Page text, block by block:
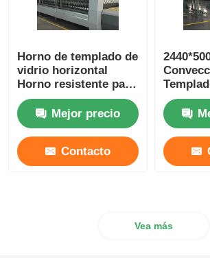
Caldera de agua caliente industrial
Calderas a gas
caldera de vapor de la biomasa
Horno de laboratorio industrial
Horno de templado de
vidrio horizontal
Horno resistente para
la construcción de
vidrio planoMejor precio
Contacto
Seguro
Vea más